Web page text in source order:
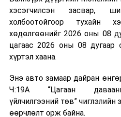
болдог. Зарим
үлдэх үнснээс фосфор зэрэг
авах боломжтой аж.
байна. Тухайлбал, Германд
гарсан үнснээс фосфор
ашигладаг бол
боловсруулах
хэсэгчилсэн засвар,
холбоотойгоор тухайн
хөдөлгөөнийг 2026 оны 08
цагаас 2026 оны 08
хүртэл хаана.
Энэ авто замаар дайран
Ч:19А “Цагаан
үйлчилгээний төв” чиглэлийн
өөрчлөлт орж байна.